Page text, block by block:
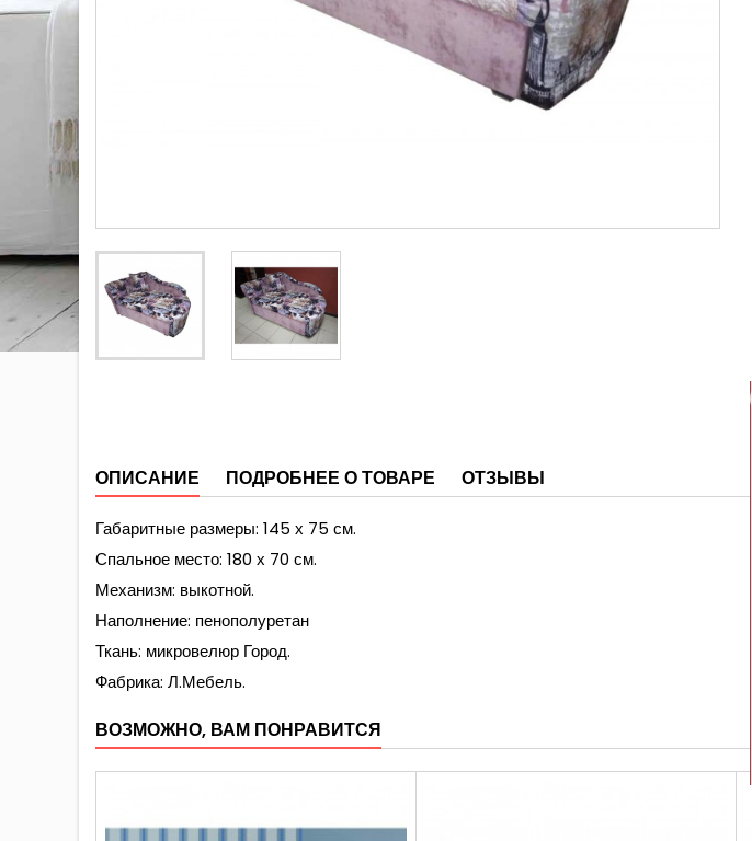
ОПИСАНИЕ ПОДРОБНЕЕ О ТОВАРЕ ОТЗЫВЫ
Габаритные размеры: 145 х 75 см.
Спальное место: 180 х 70 см.
Механизм: выкотной.
Наполнение: пенополуретан
Ткань: микровелюр Город.
Фабрика: Л.Мебель.
ВОЗМОЖНО, ВАМ ПОНРАВИТСЯ